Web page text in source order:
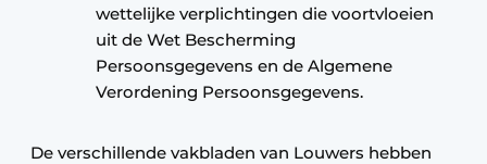
wettelijke verplichtingen die voortvloeien
uit de Wet Bescherming
Persoonsgegevens en de Algemene
Verordening Persoonsgegevens.
De verschillende vakbladen van Louwers hebben